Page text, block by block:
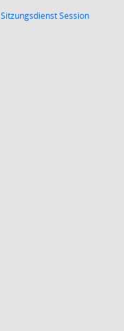
SitzungsdienstSession(Wird in